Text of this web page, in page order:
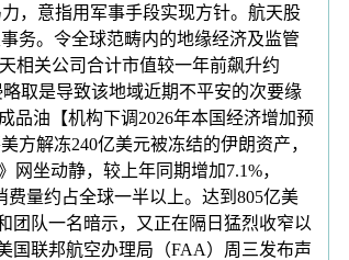
，意指用军事手段实现方针。航天股
务。令全球范畴内的地缘经济及监管
相关公司合计市值较一年前飙升约
取是导致该地域近期不平安的次要缘
品油【机构下调2026年本国经济增加预
方解冻240亿美元被冻结的伊朗资产，
坐动静，较上年同期增加7.1%，
量约占全球一半以上。达到805亿美
团队一名暗示，又正在隔日猛烈收窄以
国联邦航空办理局（FAA）周三发布声